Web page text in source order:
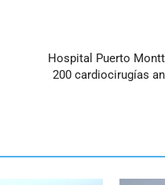
Hospital Puerto
200 cardiocirugías